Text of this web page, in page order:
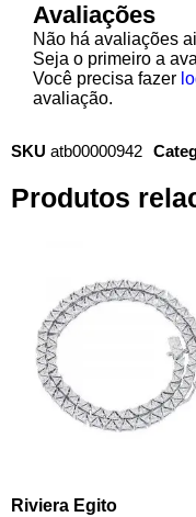
Avaliações
Não há avaliações
Seja o primeiro a
Você precisa fazer
avaliação.
SKU atb00000942
Produtos
Riviera Egito